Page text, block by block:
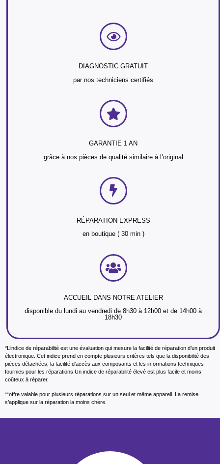
DIAGNOSTIC GRATUIT
par nos techniciens certifiés
GARANTIE 1 AN
grâce à nos pièces de qualité similaire à l’original
RÉPARATION EXPRESS
en boutique ( 30 min )
ACCUEIL DANS NOTRE ATELIER
disponible du lundi au vendredi de 8h30 à 12h00 et de 14h00 à
18h30
*L’indice de réparabilité est une évaluation qui mesure la facilité de réparation d’un produit
électronique. Cet indice prend en compte plusieurs critères tels que la disponibilité des
pièces détachées, la facilité d’accès aux composants et les informations techniques
fournies pour les réparations.Un indice de réparabilité élevé est plus facile et moins
coûteux à réparer.
**offre valable pour plusieurs réparations sur un seul et même appareil. La remise
s’applique sur la réparation la moins chère.